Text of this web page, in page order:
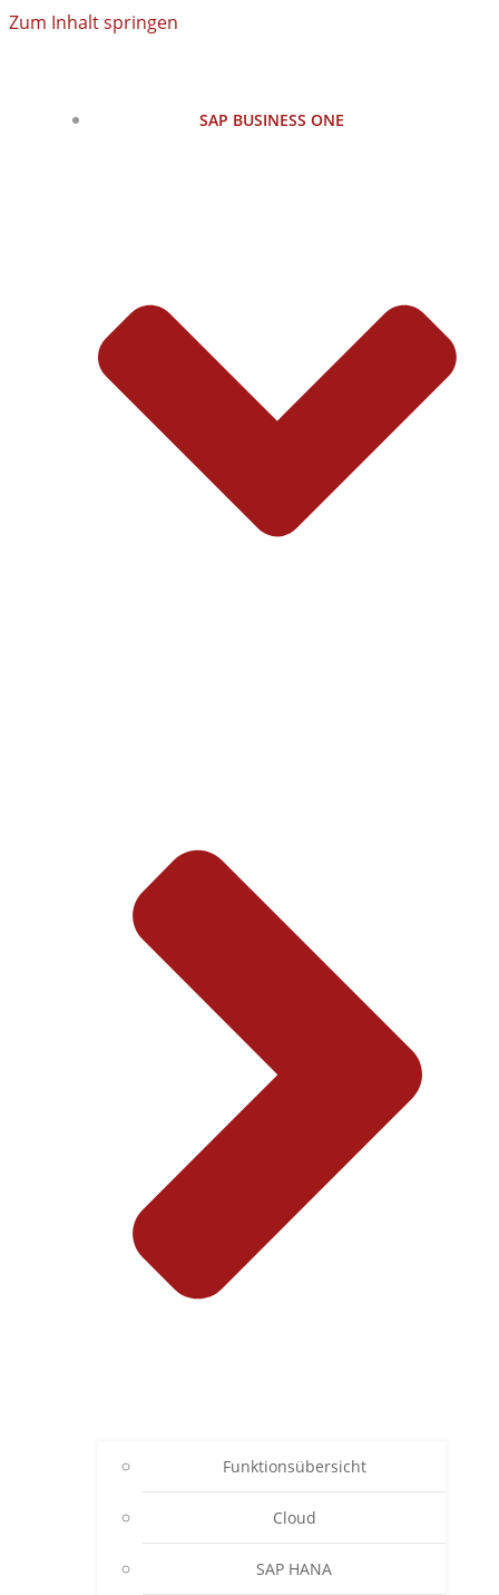
Zum Inhalt springen
SAP BUSINESS ONE
Funktionsübersicht
Cloud
SAP HANA